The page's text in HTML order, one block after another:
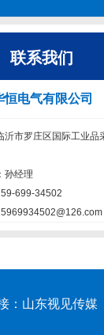
联系我们
恒电气有限公司
沂市罗庄区国际工业品
孙经理
699-34502
： 山东视见传媒